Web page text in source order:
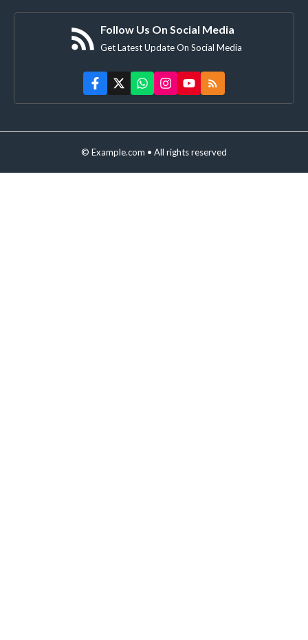
Follow Us On Social Media
Get Latest Update On Social Media
© Example.com • All rights reserved